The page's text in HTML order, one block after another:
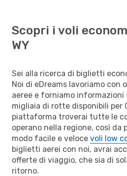
Scopri i voli
WY
Sei alla ricerca di biglietti
Noi di eDreams lavoriamo con
aeree e forniamo informazioni
migliaia di rotte disponibili per
piattaforma troverai tutte le
operano nella regione, così
modo facile e veloce voli low
biglietti aerei con noi, avrai
offerte di viaggio, che sia di
ritorno.